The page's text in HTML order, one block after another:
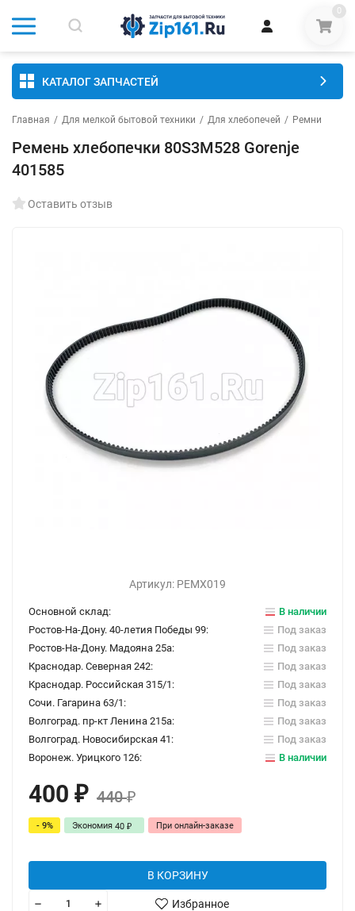
0
КАТАЛОГ ЗАПЧАСТЕЙ
Главная / Для мелкой бытовой техники / Для хлебопечей / Ремни
Ремень хлебопечки 80S3M528 Gorenje
401585
Оставить отзыв
Артикул: РЕМХ019
Основной склад:
В наличии
Ростов-На-Дону. 40-летия Победы 99:
Под заказ
Ростов-На-Дону. Мадояна 25а:
Под заказ
Краснодар. Северная 242:
Под заказ
Краснодар. Российская 315/1:
Под заказ
Сочи. Гагарина 63/1:
Под заказ
Волгоград. пр-кт Ленина 215а:
Под заказ
Волгоград. Новосибирская 41:
Под заказ
Воронеж. Урицкого 126:
В наличии
400 ₽ 440₽
- 9% Экономия 40 ₽ При онлайн-заказе
В КОРЗИНУ
Избранное